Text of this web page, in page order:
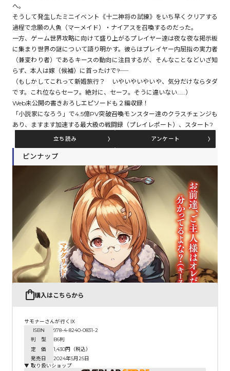
コミックパルフェ
コミックエッセイ
閉じる
へ。
そうして発生したミニイベント《十二神将の試練》をいち早くクリアする
過程で念願の人魚（マーメイド）・ナイアスを召喚するのだった。
一方、ゲーム世界攻略に向けて盛り上がるプレイヤー達は夜な夜な掲示板
に集まり世界の謎について語り明かす。彼らはプレイヤー内屈指の実力者
（兼変わり者）であるキースの動向に注目するが、そんなことなどいざ知
らず、本人は嫁（候補）に首ったけで――?
（もしかしてこれって新婚旅行？ いやいやいやいや、気分だけならタダ
です。これ位ならセーフ。絶対に、セーフ。そうに違いない……）
Web未公開の書きおろしエピソードも２編収録！
「小説家になろう」で4.5億PV突破――召喚モンスター達のクラスチェンジも
あり、ますます加速する最大級の戦闘録（プレイレポート）、スタート?
立ち読み アンケート
ピンナップ
購入はこちらから
サモナーさんが行くⅨ
ISBN
978-4-8240-0831-2
判 型
B6判
定 価
1,430円（税込）
発売日
2024年5月25日
▼ 取り扱いショップ